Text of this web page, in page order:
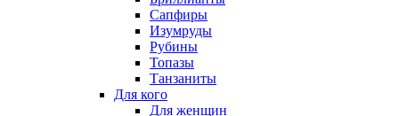
Сапфиры
Изумруды
Рубины
Топазы
Танзаниты
Для кого
Для женщин